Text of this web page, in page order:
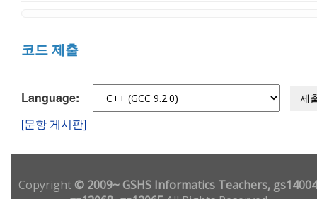
코드 제출
Language: 제
[문항 게시판]
Copyright© 2009~ GSHS Informatics Teachers,